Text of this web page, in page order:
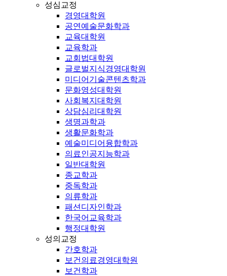
성심교정
경영대학원
공연예술문화학과
교육대학원
교육학과
교회법대학원
글로벌지식경영대학원
미디어기술콘텐츠학과
문화영성대학원
사회복지대학원
상담심리대학원
생명과학과
생활문화학과
예술미디어융합학과
의료인공지능학과
일반대학원
종교학과
중독학과
의류학과
패션디자인학과
한국어교육학과
행정대학원
성의교정
간호학과
보건의료경영대학원
보건학과